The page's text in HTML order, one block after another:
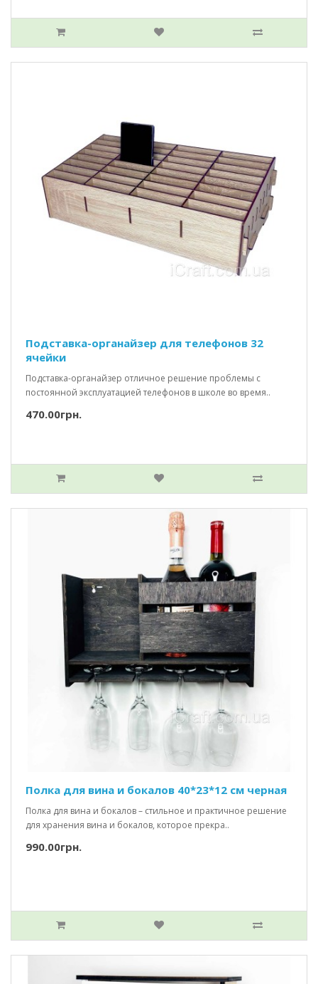
Подставка-органайзер для телефонов 32
ячейки
Подставка-органайзер отличное решение проблемы с
постоянной эксплуатацией телефонов в школе во время..
470.00грн.
Полка для вина и бокалов 40*23*12 см черная
Полка для вина и бокалов – стильное и практичное решение
для хранения вина и бокалов, которое прекра..
990.00грн.